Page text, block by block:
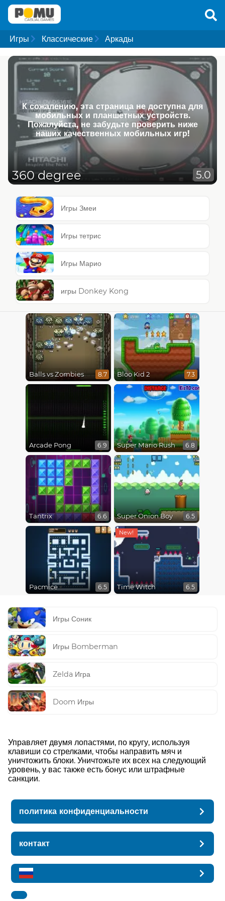
Игры Классические Аркады
К сожалению, эта страница не доступна для
мобильных и планшетных устройств.
Пожалуйста, не забудьте проверить ниже
наших качественных мобильных игр!
360 degree 5.0
Игры Змеи
Игры тетрис
Игры Марио
игры Donkey Kong
Balls vs Zombies 8.7 Bloo Kid 2 7.3
Arcade Pong 6.9 Super Mario Rush 6.8
Tantrix 6.6 Super Onion Boy 6.5
Pacmice 6.5 Time Witch 6.5
Игры Соник
Игры Bomberman
Zelda Игра
Doom Игры
Управляет двумя лопастями, по кругу, используя
клавиши со стрелками, чтобы направить мяч и
уничтожить блоки. Уничтожьте их всех на следующий
уровень, у вас также есть бонус или штрафные
санкции.
политика конфиденциальности
контакт